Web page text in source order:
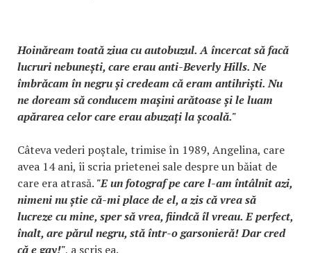
Hoinăream toată ziua cu autobuzul. A încercat să facă
lucruri nebunești, care erau anti-Beverly Hills. Ne
îmbrăcam în negru și credeam că eram antihriști. Nu
ne doream să conducem mașini arătoase și le luam
apărarea celor care erau abuzați la școală."
Câteva vederi poștale, trimise în 1989, Angelina, care
avea 14 ani, îi scria prietenei sale despre un băiat de
care era atrasă. "E un fotograf pe care l-am întâlnit azi,
nimeni nu știe că-mi place de el, a zis că vrea să
lucreze cu mine, sper să vrea, fiindcă îl vreau. E perfect,
înalt, are părul negru, stă într-o garsonieră! Dar cred
că e gay!", a scris ea.